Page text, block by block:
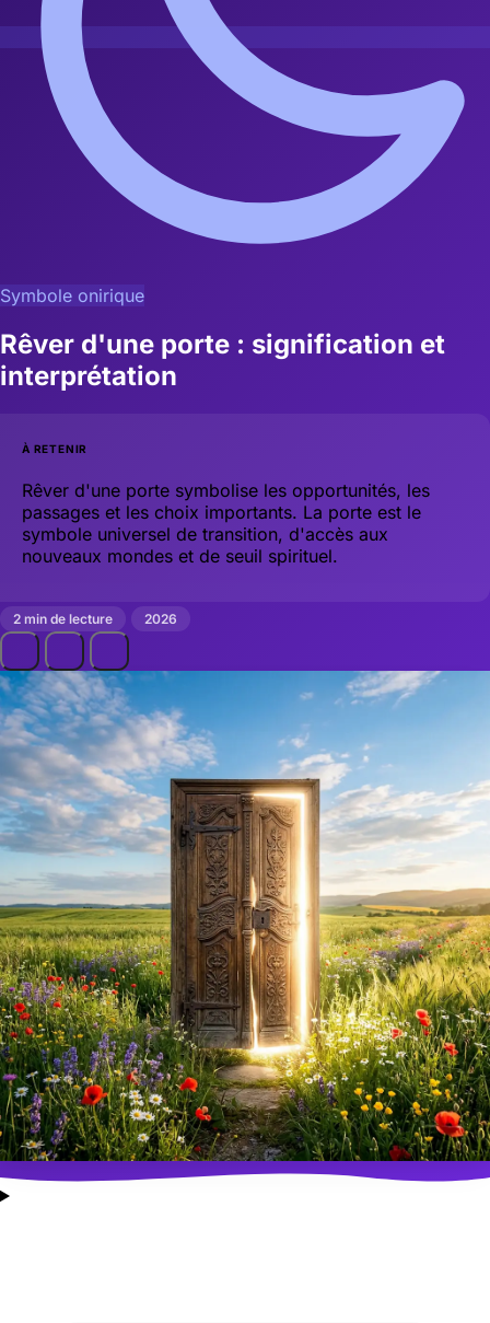
Symbole onirique
Rêver d'une porte : signification et
interprétation
À RETENIR
Rêver d'une porte symbolise les opportunités, les
passages et les choix importants. La porte est le
symbole universel de transition, d'accès aux
nouveaux mondes et de seuil spirituel.
2 min de lecture 2026